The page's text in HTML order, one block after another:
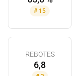
# 15
REBOTES
6,8